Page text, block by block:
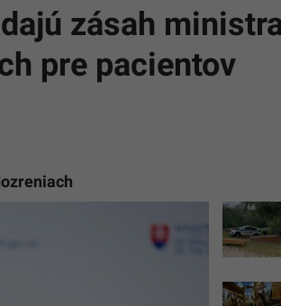
zásah
pre pacientov